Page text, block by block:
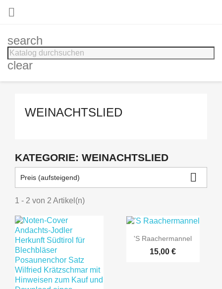

search
clear
WEINACHTSLIED
KATEGORIE: WEINACHTSLIED
Preis (aufsteigend) 
1 - 2 von 2 Artikel(n)
'S Raachermannel
15,00 €